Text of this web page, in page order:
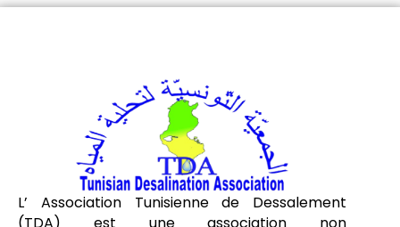
L’ Association Tunisienne de Dessalement